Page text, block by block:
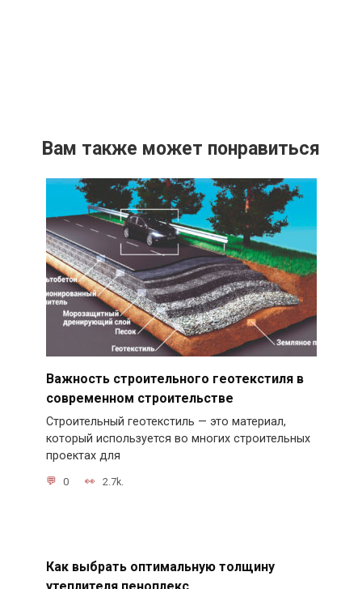
Вам также может понравиться
Важность строительного геотекстиля в
современном строительстве
Строительный геотекстиль — это материал,
который используется во многих строительных
проектах для
0 2.7k.
Как выбрать оптимальную толщину